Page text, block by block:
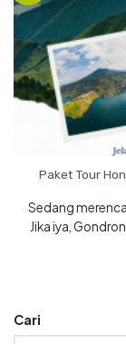
Paket Tour
Sedang
Jika iya,
Cari